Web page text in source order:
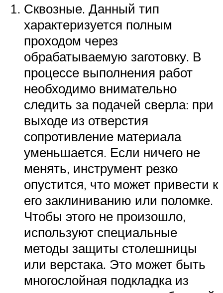
Сквозные. Данный тип
характеризуется полным
проходом через
обрабатываемую заготовку. В
процессе выполнения работ
необходимо внимательно
следить за подачей сверла: при
выходе из отверстия
сопротивление материала
уменьшается. Если ничего не
менять, инструмент резко
опустится, что может привести к
его заклиниванию или поломке.
Чтобы этого не произошло,
используют специальные
методы защиты столешницы
или верстака. Это может быть
многослойная подкладка из